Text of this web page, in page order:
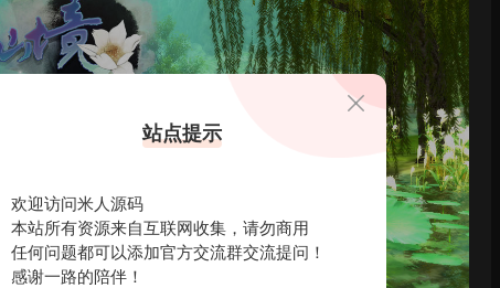
站点提示
欢迎访问米人源码
本站所有资源来自互联网收集，请勿商用
任何问题都可以添加官方交流群交流提问！
感谢一路的陪伴！